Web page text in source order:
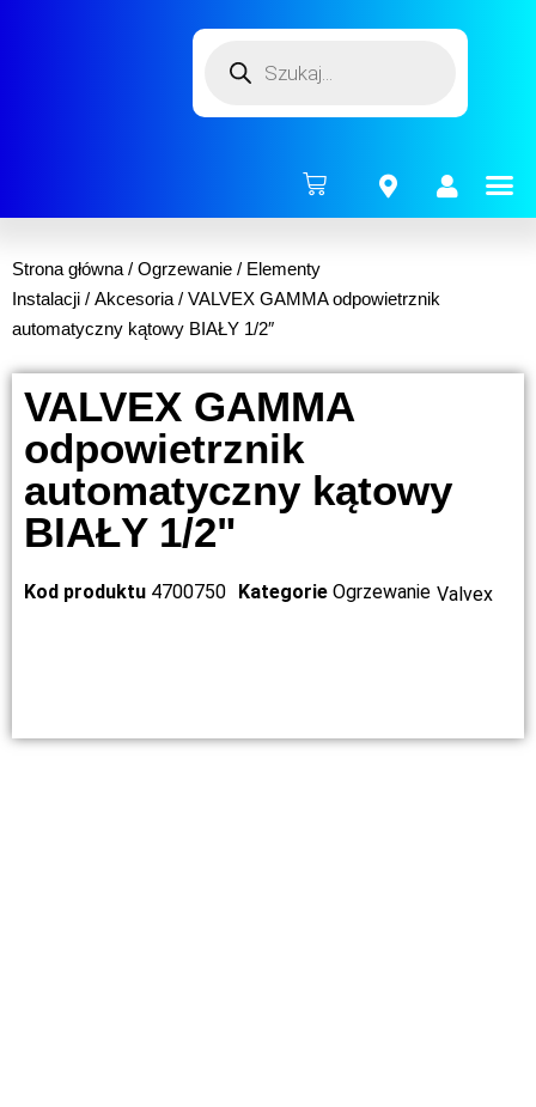
Strona główna / Ogrzewanie / Elementy
Instalacji / Akcesoria / VALVEX GAMMA odpowietrznik
automatyczny kątowy BIAŁY 1/2″
VALVEX GAMMA
odpowietrznik
automatyczny kątowy
BIAŁY 1/2"
Kod produktu 4700750 Kategorie Ogrzewanie Valvex